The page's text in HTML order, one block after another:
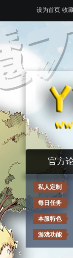
设为首页 收
官方
私人定制
每日任务
本服特色
游戏功能